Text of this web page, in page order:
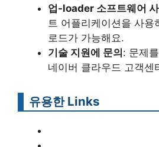
업-loader 소프트웨어
트 어플리케이션을 사용
로드가 가능해요.
기술 지원에 문의: 문제
네이버 클라우드 고객센
유용한 Links